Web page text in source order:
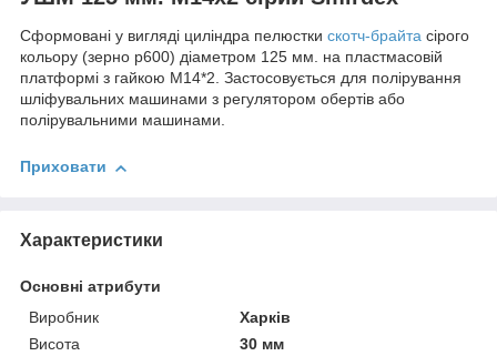
Сформовані у вигляді циліндра пелюстки скотч-брайта сірого
кольору (зерно р600) діаметром 125 мм. на пластмасовій
платформі з гайкою М14*2. Застосовується для полірування
шліфувальних машинами з регулятором обертів або
полірувальними машинами.
Приховати
Характеристики
Основні атрибути
Виробник
Харків
Висота
30 мм